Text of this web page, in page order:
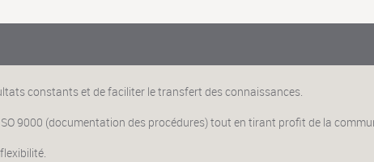
constants et de faciliter le transfert des connaissances.
9000 (documentation des procédures) tout en tirant profit de la